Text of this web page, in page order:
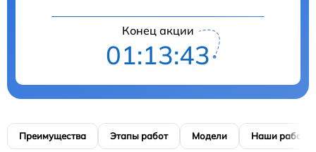
Конец акции
01:13:42
Преимущества Этапы работ Модели Наши работы